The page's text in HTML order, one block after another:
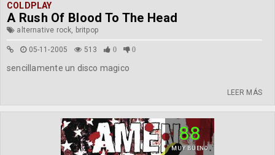
COLDPLAY
A Rush Of Blood To The Head
alternative rock, britpop
05-11-2005 513 0 0
sencillamente un disco magico
LEER MÁS
88
MUY BUENO